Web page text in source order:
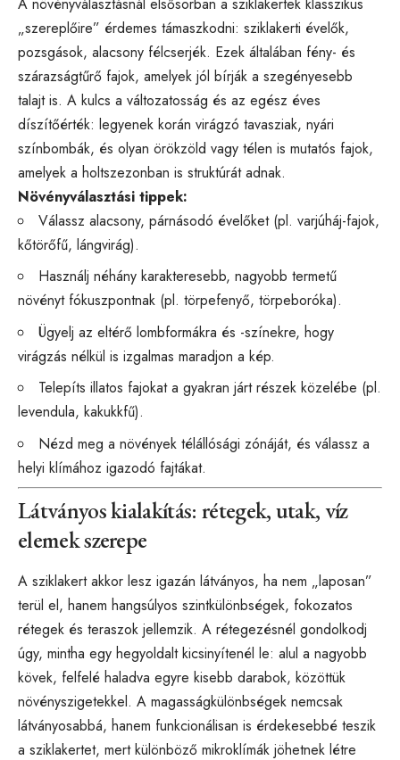
„szereplőire” érdemes támaszkodni: sziklakerti évelők,
pozsgások, alacsony félcserjék. Ezek általában fény- és
szárazságtűrő fajok, amelyek jól bírják a szegényesebb
talajt is. A kulcs a változatosság és az egész éves
díszítőérték: legyenek korán virágzó tavasziak, nyári
színbombák, és olyan örökzöld vagy télen is mutatós fajok,
amelyek a holtszezonban is struktúrát adnak.
Növényválasztási tippek:
Válassz alacsony, párnásodó évelőket (pl. varjúháj-fajok,
kőtörőfű, lángvirág).
Használj néhány karakteresebb, nagyobb termetű
növényt fókuszpontnak (pl. törpefenyő, törpeboróka).
Ügyelj az eltérő lombformákra és -színekre, hogy
virágzás nélkül is izgalmas maradjon a kép.
Telepíts illatos fajokat a gyakran járt részek közelébe (pl.
levendula, kakukkfű).
Nézd meg a növények télállósági zónáját, és válassz a
helyi klímához igazodó fajtákat.
Látványos kialakítás: rétegek, utak, víz
elemek szerepe
A sziklakert akkor lesz igazán látványos, ha nem „laposan”
terül el, hanem hangsúlyos szintkülönbségek, fokozatos
rétegek és teraszok jellemzik. A rétegezésnél gondolkodj
úgy, mintha egy hegyoldalt kicsinyítenél le: alul a nagyobb
kövek, felfelé haladva egyre kisebb darabok, közöttük
növényszigetekkel. A magasságkülönbségek nemcsak
látványosabbá, hanem funkcionálisan is érdekesebbé teszik
a sziklakertet, mert különböző mikroklímák jöhetnek létre